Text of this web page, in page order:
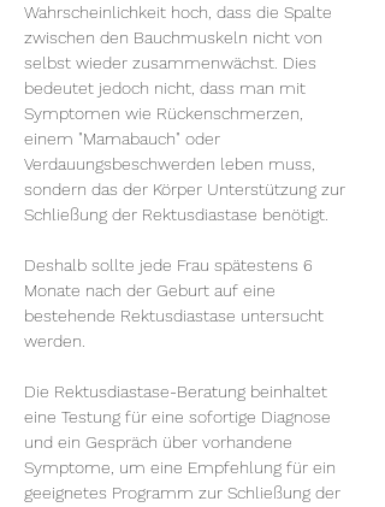
Wahrscheinlichkeit hoch, dass die Spalte
zwischen den Bauchmuskeln nicht von
selbst wieder zusammenwächst. Dies
bedeutet jedoch nicht, dass man mit
Symptomen wie Rückenschmerzen,
einem "Mamabauch" oder
Verdauungsbeschwerden leben muss,
sondern das der Körper Unterstützung zur
Schließung der Rektusdiastase benötigt.
Deshalb sollte jede Frau spätestens 6
Monate nach der Geburt auf eine
bestehende Rektusdiastase untersucht
werden.
Die Rektusdiastase-Beratung beinhaltet
eine Testung für eine sofortige Diagnose
und ein Gespräch über vorhandene
Symptome, um eine Empfehlung für ein
geeignetes Programm zur Schließung der